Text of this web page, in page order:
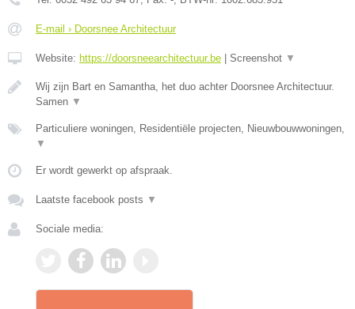
E-mail › Doorsnee Architectuur
Website: https://doorsneearchitectuur.be Screenshot ▼
Wij zijn Bart en Samantha, het duo achter Doorsnee Architectuur.
Samen ▼
Particuliere woningen, Residentiële projecten, Nieuwbouwwoningen,
▼
Er wordt gewerkt op afspraak.
Laatste facebook posts ▼
Sociale media: